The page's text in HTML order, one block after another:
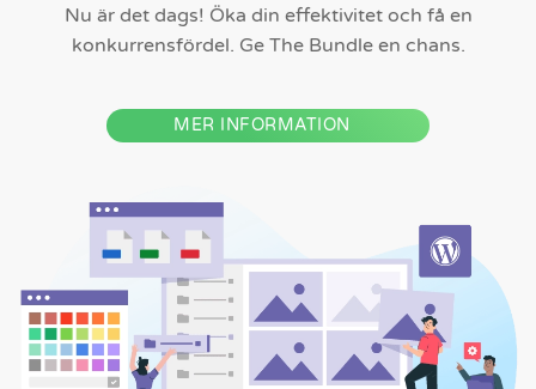
Nu är det dags! Öka din effektivitet och få en
konkurrensfördel. Ge The Bundle en chans.
MER INFORMATION